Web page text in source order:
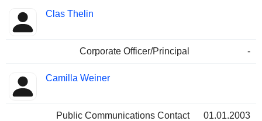
Clas Thelin
Corporate Officer/Principal -
Camilla Weiner
Public Communications Contact 01.01.2003